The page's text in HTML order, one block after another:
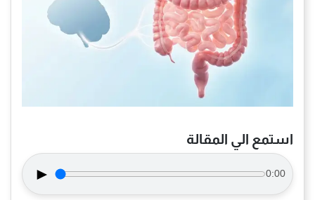
استمع الي المقالة
► 0:00